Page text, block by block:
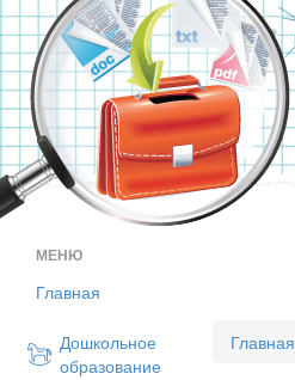
МЕНЮ
Главная
Дошкольное
образование
Главная